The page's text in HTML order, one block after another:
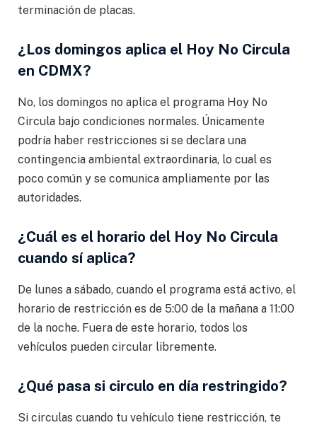
terminación de placas.
¿Los domingos aplica el Hoy No Circula
en CDMX?
No, los domingos no aplica el programa Hoy No
Circula bajo condiciones normales. Únicamente
podría haber restricciones si se declara una
contingencia ambiental extraordinaria, lo cual es
poco común y se comunica ampliamente por las
autoridades.
¿Cuál es el horario del Hoy No Circula
cuando sí aplica?
De lunes a sábado, cuando el programa está activo, el
horario de restricción es de 5:00 de la mañana a 11:00
de la noche. Fuera de este horario, todos los
vehículos pueden circular libremente.
¿Qué pasa si circulo en día restringido?
Si circulas cuando tu vehículo tiene restricción, te